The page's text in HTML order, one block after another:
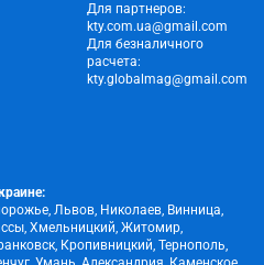
Для партнеров:
kty.com.ua@gmail.com
Для безналичного
расчета:
kty.globalmag@gmail.com
Львов, Николаев, Винница,
Хмельницкий, Житомир,
Кропивницкий, Тернополь,